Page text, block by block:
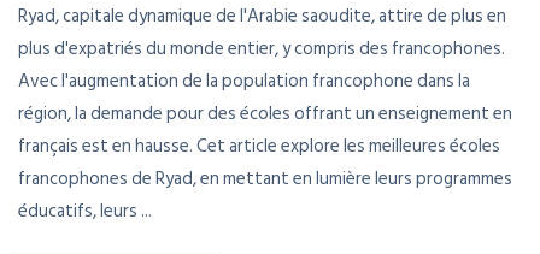
Ryad, capitale dynamique de l'Arabie saoudite, attire de plus en
plus d'expatriés du monde entier, y compris des francophones.
Avec l'augmentation de la population francophone dans la
région, la demande pour des écoles offrant un enseignement en
français est en hausse. Cet article explore les meilleures écoles
francophones de Ryad, en mettant en lumière leurs programmes
éducatifs, leurs ...